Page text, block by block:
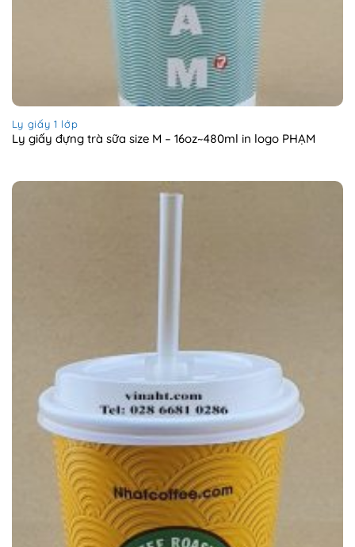
Ly giấy 1 lớp
Ly giấy đựng trà sữa size M – 16oz~480ml in logo PHẠM